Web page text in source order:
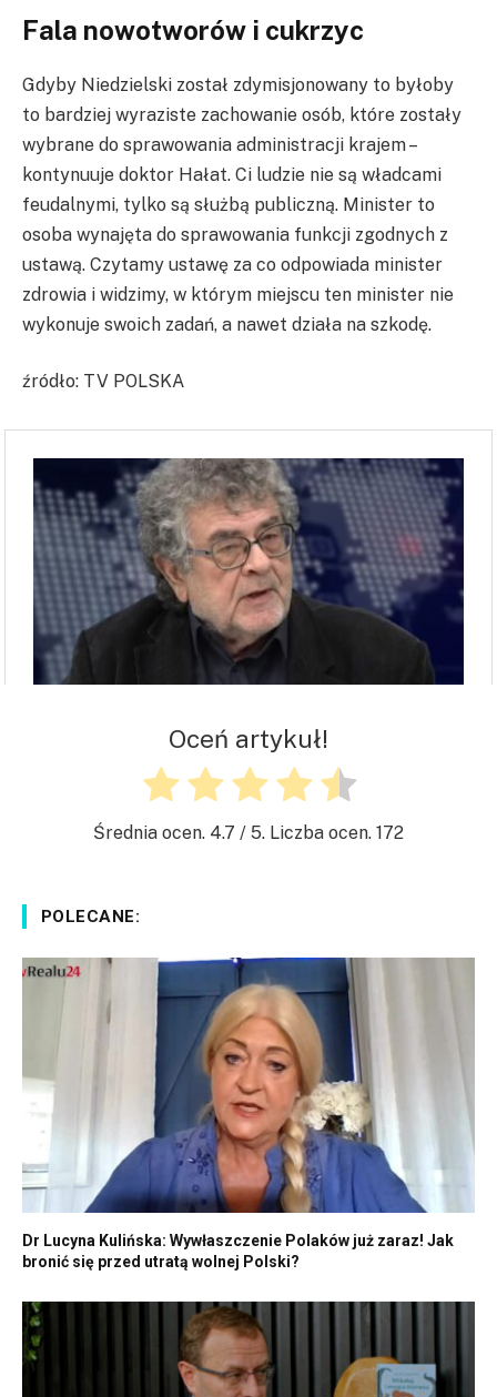
Fala nowotworów i cukrzyc
Gdyby Niedzielski został zdymisjonowany to byłoby
to bardziej wyraziste zachowanie osób, które zostały
wybrane do sprawowania administracji krajem –
kontynuuje doktor Hałat. Ci ludzie nie są władcami
feudalnymi, tylko są służbą publiczną. Minister to
osoba wynajęta do sprawowania funkcji zgodnych z
ustawą. Czytamy ustawę za co odpowiada minister
zdrowia i widzimy, w którym miejscu ten minister nie
wykonuje swoich zadań, a nawet działa na szkodę.
źródło: TV POLSKA
Oceń artykuł!
Średnia ocen. 4.7 / 5. Liczba ocen. 172
POLECANE:
Dr Lucyna Kulińska: Wywłaszczenie Polaków już zaraz! Jak
bronić się przed utratą wolnej Polski?